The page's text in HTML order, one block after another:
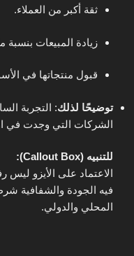
ثقة أكبر من العملاء.
زيادة المبيعات بنسبة
قبول منتجاتها في
توضيحًا لذلك: التجربة
الشركات التي وجدت في
للتنبيه (Callout Box):
الاعتماد على الأيزو
فيه الجودة والشفافية
المحلي والدولي.